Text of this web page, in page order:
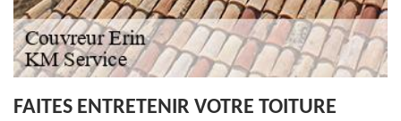
FAITES ENTRETENIR VOTRE TOITURE